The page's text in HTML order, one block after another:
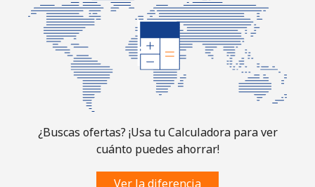
¿Buscas ofertas? ¡Usa tu Calculadora para ver
cuánto puedes ahorrar!
Ver la diferencia